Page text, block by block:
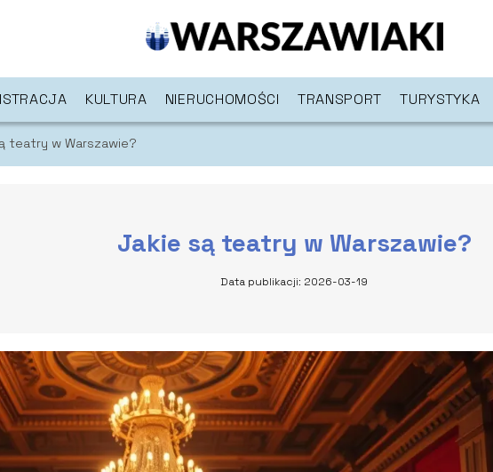
KULTURA NIERUCHOMOŚCI TRANSPORT TURYSTYKA
teatry w Warszawie?
Jakie są teatry w Warszawie?
Data publikacji: 2026-03-19